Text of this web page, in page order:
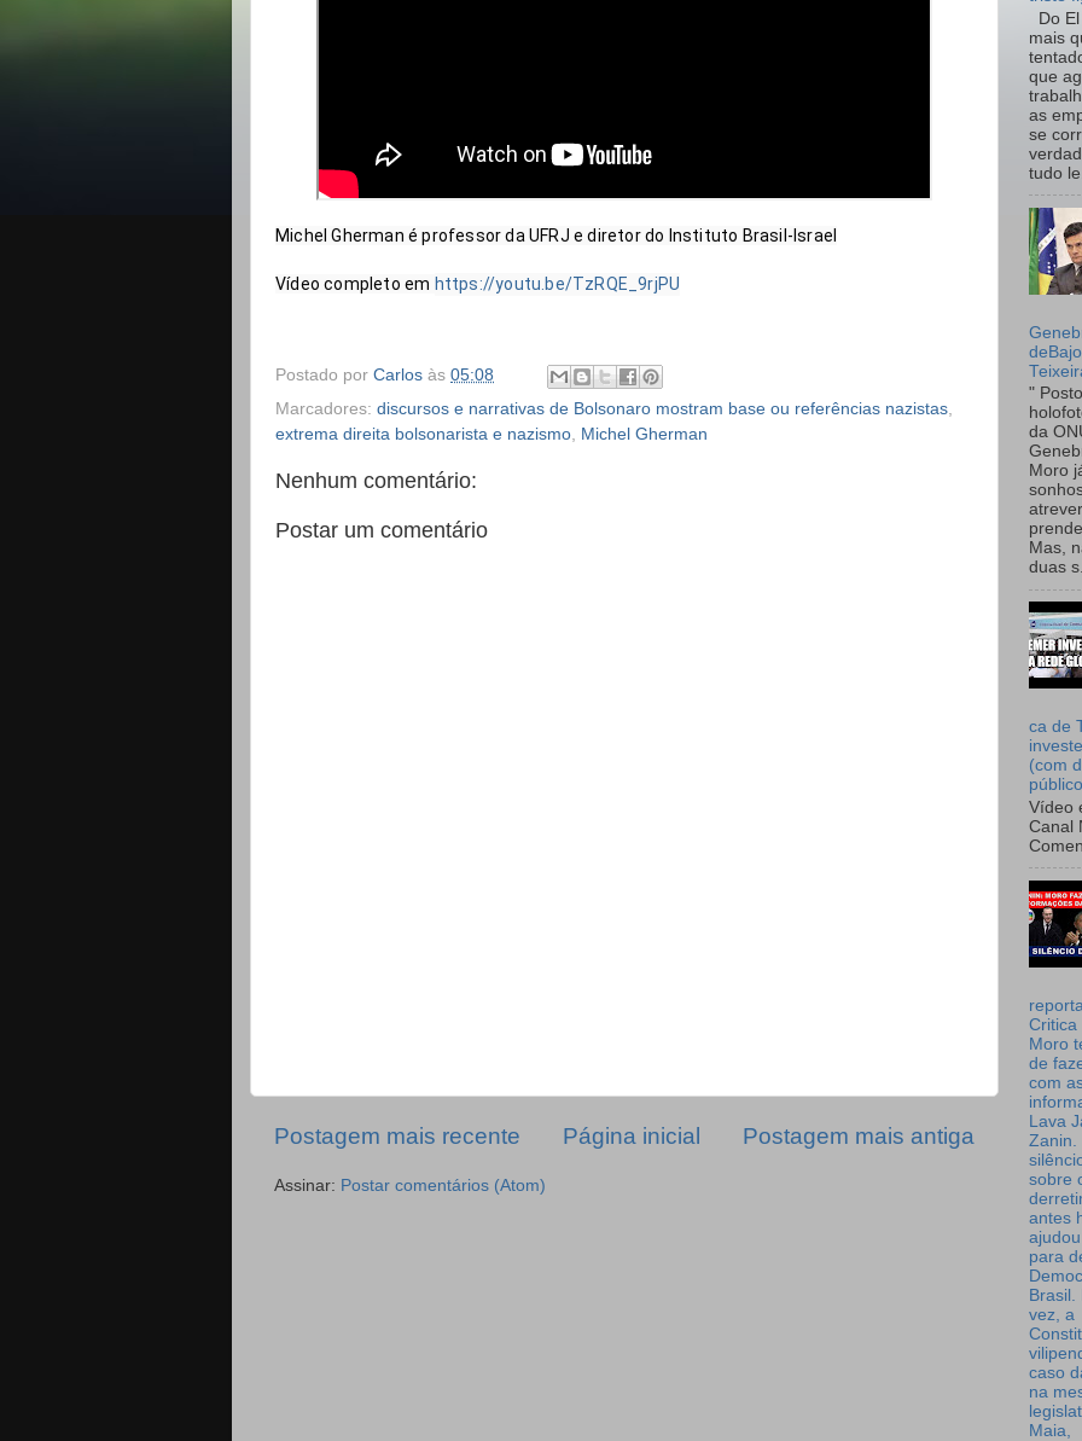
Michel Gherman é professor da UFRJ e diretor do Instituto Brasil-Israel
Vídeo completo em https://youtu.be/TzRQE_9rjPU
Postado por Carlos às 05:08
Marcadores: discursos e narrativas de Bolsonaro mostram base ou referências nazistas
extrema direita bolsonarista e nazismo
Michel Gherman
Nenhum comentário:
Postar um comentário
Postagem mais recente Postagem mais antiga
Página inicial
Assinar: Postar comentários (Atom)
Do
mais
que
as
se
tudo
"
da
Moro
Mas,
duas
ca de
(com
Vídeo
Canal
Critica
Moro
de
com
Lava
Zanin.
sobre
antes
para
Brasil.
vez, a
caso
na
Maia,